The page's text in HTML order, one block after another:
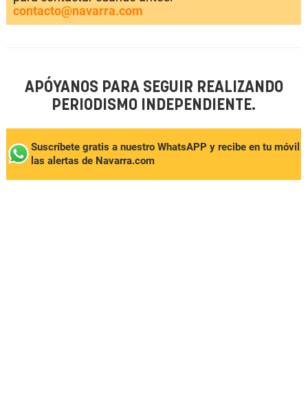
contacto@navarra.com
APÓYANOS PARA SEGUIR REALIZANDO
PERIODISMO INDEPENDIENTE.
Suscríbete gratis a nuestro WhatsAPP y recibe en tu móvil
las alertas de Navarra.com